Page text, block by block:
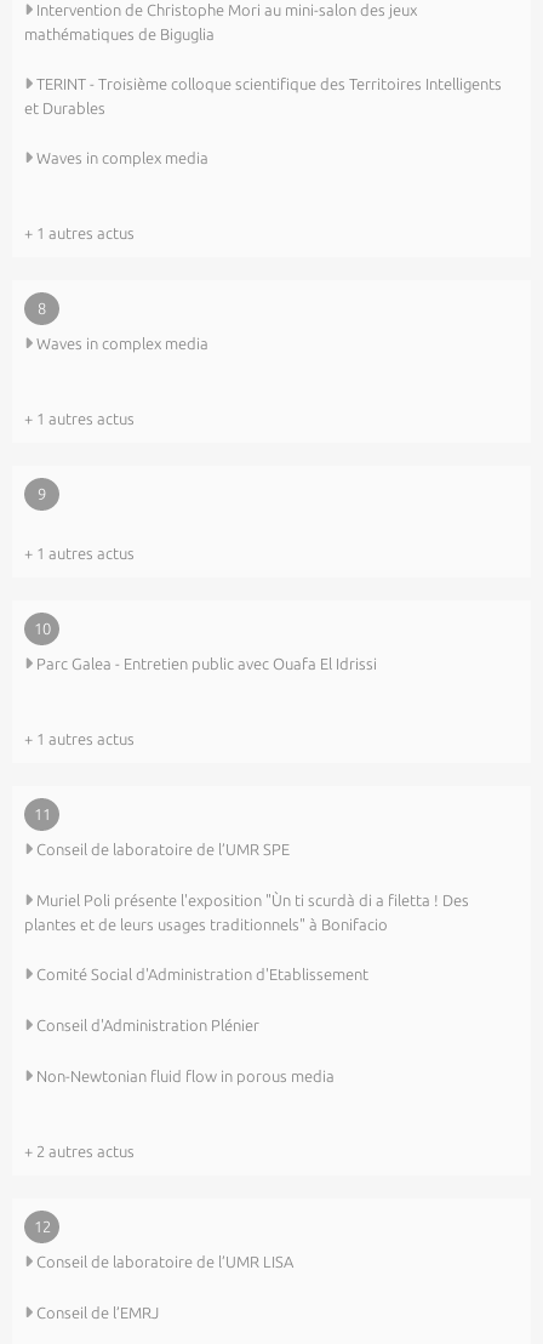
Intervention de Christophe Mori au mini-salon des jeux
mathématiques de Biguglia
TERINT - Troisième colloque scientifique des Territoires Intelligents
et Durables
Waves in complex media
+ 1 autres actus
8
Waves in complex media
+ 1 autres actus
9
+ 1 autres actus
10
Parc Galea - Entretien public avec Ouafa El Idrissi
+ 1 autres actus
11
Conseil de laboratoire de l’UMR SPE
Muriel Poli présente l'exposition "Ùn ti scurdà di a filetta ! Des
plantes et de leurs usages traditionnels" à Bonifacio
Comité Social d'Administration d'Etablissement
Conseil d'Administration Plénier
Non-Newtonian fluid flow in porous media
+ 2 autres actus
12
Conseil de laboratoire de l’UMR LISA
Conseil de l’EMRJ